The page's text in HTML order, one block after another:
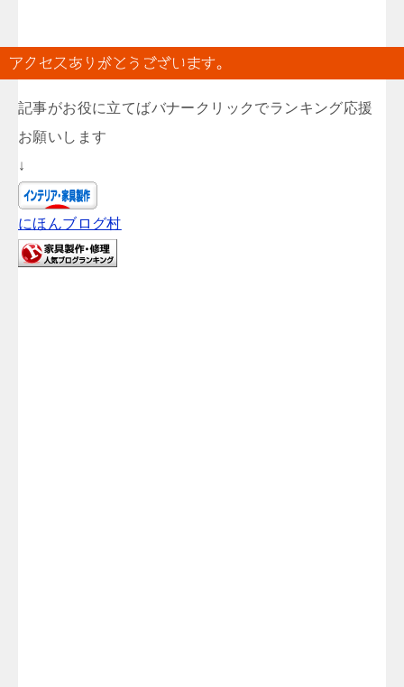
アクセスありがとうございます。
記事がお役に立てばバナークリックでランキング応援
お願いします
↓
にほんブログ村